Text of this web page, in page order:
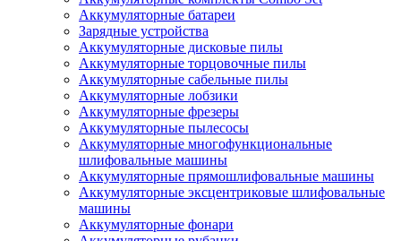
Аккумуляторные батареи
Зарядные устройства
Аккумуляторные дисковые пилы
Аккумуляторные торцовочные пилы
Аккумуляторные сабельные пилы
Аккумуляторные лобзики
Аккумуляторные фрезеры
Аккумуляторные пылесосы
Аккумуляторные многофункциональные
шлифовальные машины
Аккумуляторные прямошлифовальные машины
Аккумуляторные эксцентриковые шлифовальные
машины
Аккумуляторные фонари